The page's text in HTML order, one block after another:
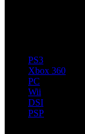
PS3
Xbox 360
PC
Wii
DSI
PSP